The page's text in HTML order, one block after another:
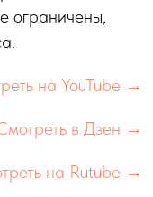
ограничены,
на YouTube →
в Дзен →
на Rutube →